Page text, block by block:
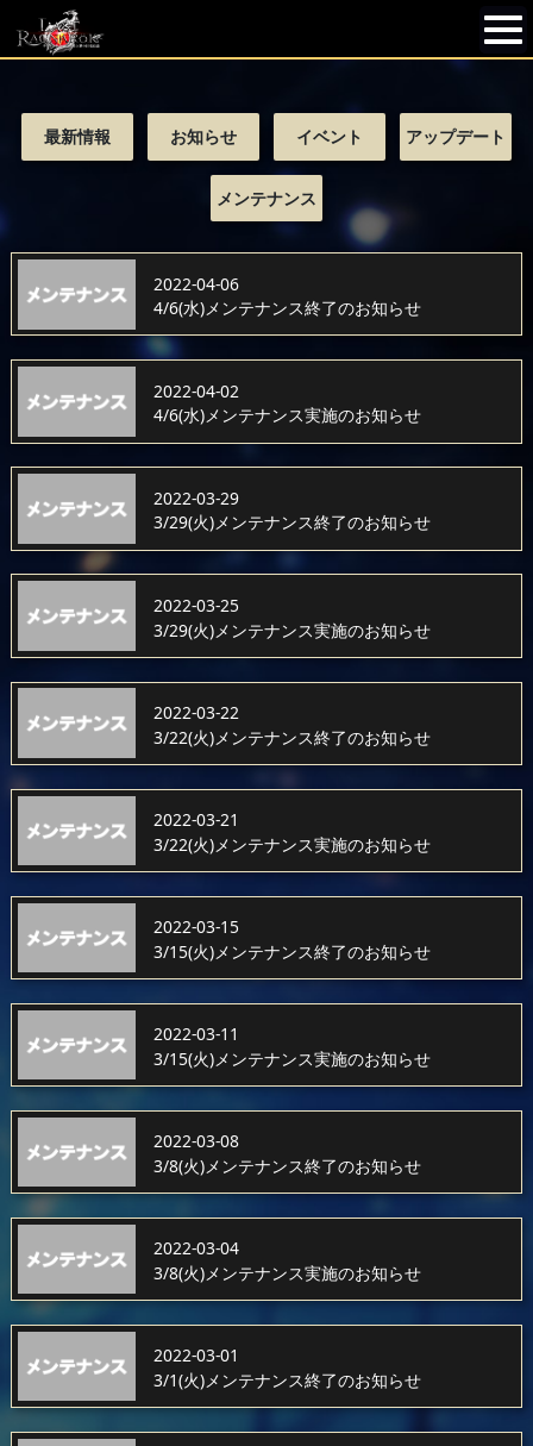
最新情報 お知らせ イベント アップデート
メンテナンス
2022-04-06
4/6(水)メンテナンス終了のお知らせ
2022-04-02
4/6(水)メンテナンス実施のお知らせ
2022-03-29
3/29(火)メンテナンス終了のお知らせ
2022-03-25
3/29(火)メンテナンス実施のお知らせ
2022-03-22
3/22(火)メンテナンス終了のお知らせ
2022-03-21
3/22(火)メンテナンス実施のお知らせ
2022-03-15
3/15(火)メンテナンス終了のお知らせ
2022-03-11
3/15(火)メンテナンス実施のお知らせ
2022-03-08
3/8(火)メンテナンス終了のお知らせ
2022-03-04
3/8(火)メンテナンス実施のお知らせ
2022-03-01
3/1(火)メンテナンス終了のお知らせ